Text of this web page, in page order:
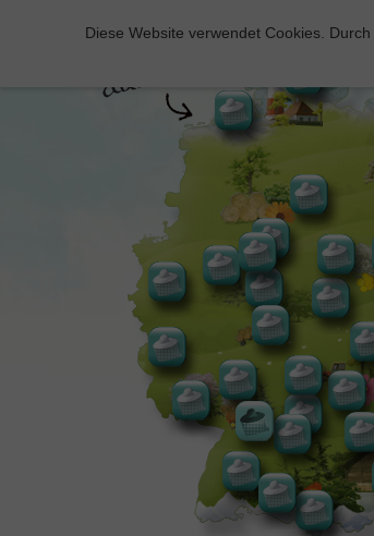
Diese Website verwendet Cookies.